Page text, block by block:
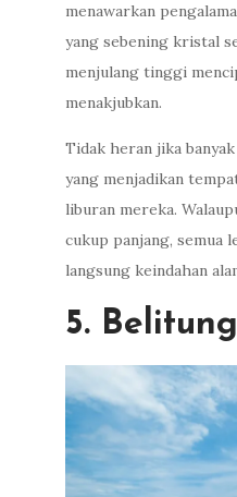
menawarkan
yang sebening kristal
menjulang tinggi
menakjubkan.
Tidak heran jika
yang menjadikan
liburan mereka.
cukup panjang, semua
langsung keindahan
5. Belitung